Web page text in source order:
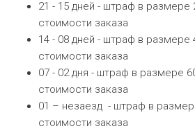
21 - 15 дней - штраф в размере
стоимости заказа
14 - 08 дней - штраф в размере
стоимости заказа
07 - 02 дня - штраф в размере
стоимости заказа
01 – незаезд - штраф в
стоимости заказа